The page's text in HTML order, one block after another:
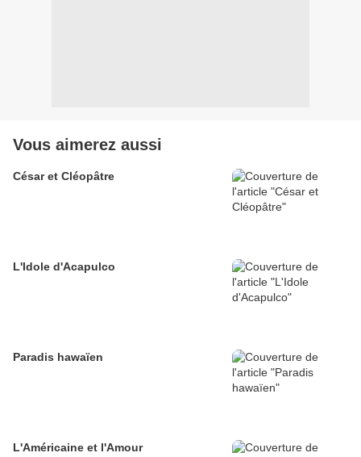
Vous aimerez aussi
César et Cléopâtre
L'Idole d'Acapulco
Paradis hawaïen
L'Américaine et l'Amour